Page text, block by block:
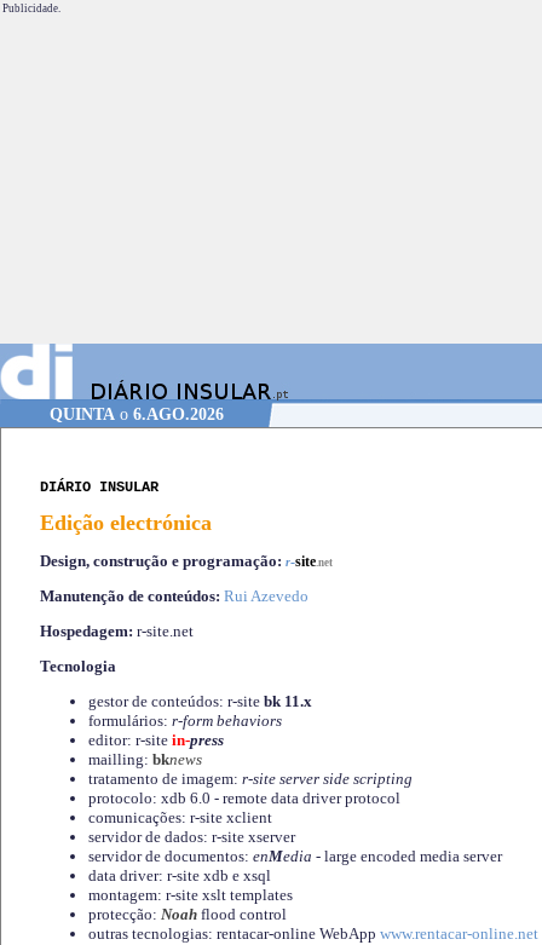
Publicidade.
QUINTAo 6.AGO.2026
DIÁRIO INSULAR
Edição electrónica
Design, construção e programação: r-site.net
Manutenção de conteúdos: Rui Azevedo
Hospedagem: r-site.net
Tecnologia
gestor de conteúdos: r-site bk 11.x
formulários: r-form behaviors
editor: r-site in-press
mailling: bknews
tratamento de imagem: r-site server side scripting
protocolo: xdb 6.0 - remote data driver protocol
comunicações: r-site xclient
servidor de dados: r-site xserver
servidor de documentos: enMedia - large encoded media server
data driver: r-site xdb e xsql
montagem: r-site xslt templates
protecção: Noah flood control
outras tecnologias: rentacar-online WebApp www.rentacar-online.net